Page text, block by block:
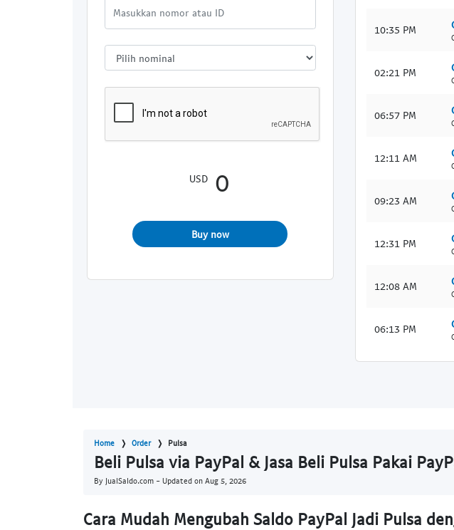
USD
Buy now
10:35 PM
02:21 PM
06:57 PM
12:11 AM
09:23 AM
12:31 PM
12:08 AM
06:13 PM
Home Order Pulsa
Beli Pulsa via PayPal & Jasa Beli Pulsa Pakai
By JualSaldo.com - Updated on Aug 5, 2026
Cara Mudah Mengubah Saldo PayPal Jadi Pulsa